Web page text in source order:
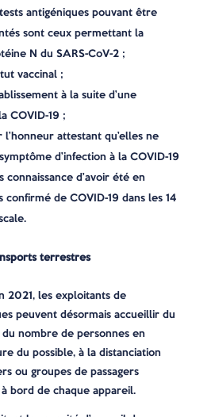
antigéniques pouvant être
sont ceux permettant la
N du SARS-CoV-2 ;
vaccinal ;
à la suite d’une
COVID-19 ;
attestant qu’elles ne
d’infection à la COVID-19
connaissance d’avoir été en
confirmé de COVID-19 dans les 14
terrestres
les exploitants de
peuvent désormais accueillir du
nombre de personnes en
du possible, à la distanciation
ou groupes de passagers
bord de chaque appareil.